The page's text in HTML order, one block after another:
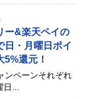
ー&楽天ペイの
日・月曜日ポイ
5%還元！
ンペーンそれぞれ
...